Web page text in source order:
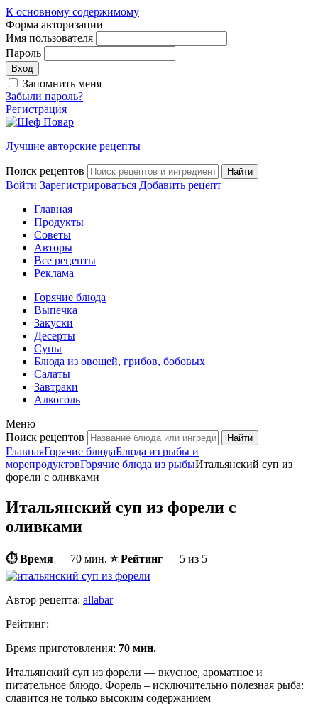
К основному содержимому
Форма авторизации
Имя пользователя
Пароль
Запомнить меня
Забыли пароль?
Регистрация
Лучшие авторские рецепты
Поиск рецептов
Войти Зарегистрироваться Добавить рецепт
Главная
Продукты
Советы
Авторы
Все рецепты
Реклама
Горячие блюда
Выпечка
Закуски
Десерты
Супы
Блюда из овощей, грибов, бобовых
Салаты
Завтраки
Алкоголь
Меню
Поиск рецептов
ГлавнаяГорячие блюдаБлюда из рыбы и
морепродуктовГорячие блюда из рыбыИтальянский суп из
форели с оливками
Итальянский суп из форели с
оливками
⏱ Время — 70 мин. ⭐ Рейтинг — 5 из 5
Автор рецепта: allabar
Рейтинг:
Время приготовления: 70 мин.
Итальянский суп из форели — вкусное, ароматное и
питательное блюдо. Форель – исключительно полезная рыба:
славится не только высоким содержанием